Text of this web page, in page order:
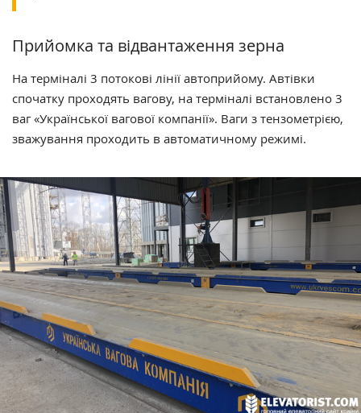
Прийомка та відвантаження зерна
На терміналі 3 потокові лінії автоприйому. Автівки
спочатку проходять вагову, на терміналі встановлено 3
ваг «Української вагової компанії». Ваги з тензометрією,
зважування проходить в автоматичному режимі.